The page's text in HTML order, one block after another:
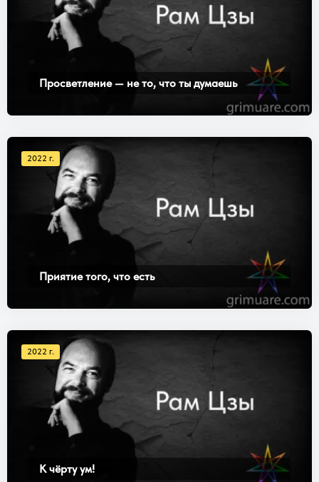
Просветление — не то, что ты думаешь
2022 г.
Приятие того, что есть
2022 г.
К чёрту ум!